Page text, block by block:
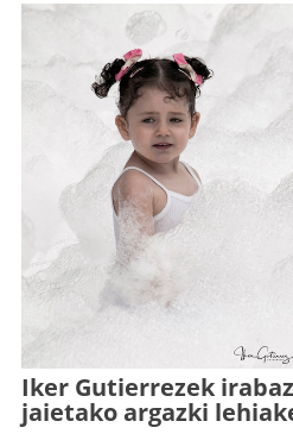
Iker Gutierrezek
jaietako argazki